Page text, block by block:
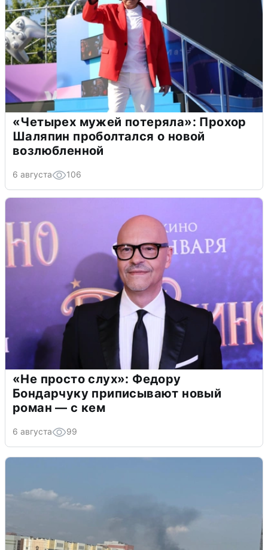
«Четырех мужей потеряла»: Прохор
Шаляпин проболтался о новой
возлюбленной
6 августа 106
«Не просто слух»: Федору
Бондарчуку приписывают новый
роман — с кем
6 августа 99